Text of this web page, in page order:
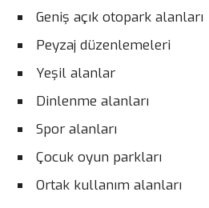
Geniş açık otopark alanları
Peyzaj düzenlemeleri
Yeşil alanlar
Dinlenme alanları
Spor alanları
Çocuk oyun parkları
Ortak kullanım alanları